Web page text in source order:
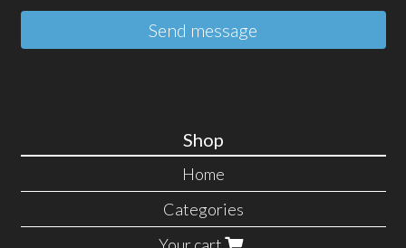
Send message
Shop
Home
Categories